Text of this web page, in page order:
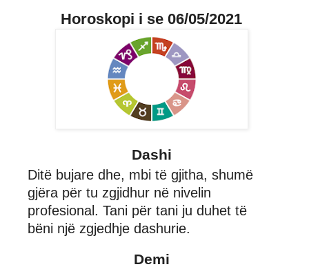
Horoskopi i se 06/05/2021
Dashi
Ditë bujare dhe, mbi të gjitha, shumë
gjëra për tu zgjidhur në nivelin
profesional. Tani për tani ju duhet të
bëni një zgjedhje dashurie.
Demi